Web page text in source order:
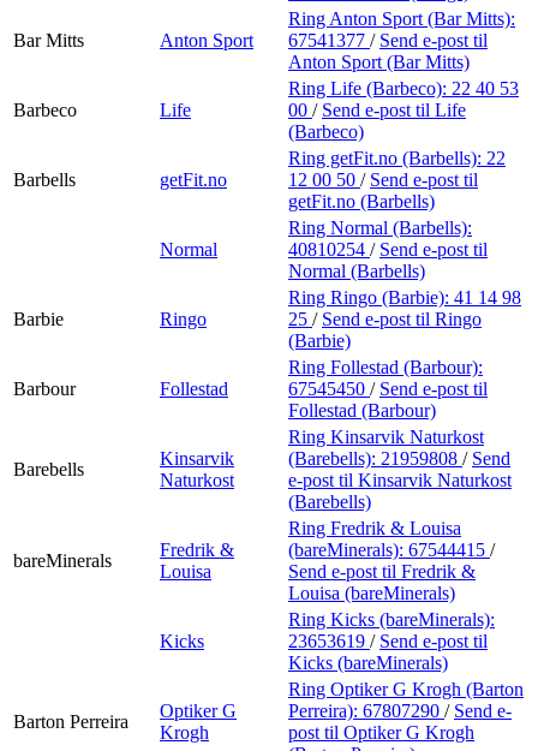
Bar Mitts Anton Sport
Ring Anton Sport (Bar Mitts):
67541377 / Send e-post til
Anton Sport (Bar Mitts)
Barbeco Life
Ring Life (Barbeco): 22 40 53
00 / Send e-post til Life
(Barbeco)
Barbells getFit.no
Ring getFit.no (Barbells): 22
12 00 50 / Send e-post til
getFit.no (Barbells)
Normal
Ring Normal (Barbells):
40810254 / Send e-post til
Normal (Barbells)
Barbie Ringo
Ring Ringo (Barbie): 41 14 98
25 / Send e-post til Ringo
(Barbie)
Barbour Follestad
Ring Follestad (Barbour):
67545450 / Send e-post til
Follestad (Barbour)
Barebells
Kinsarvik
Naturkost
Ring Kinsarvik Naturkost
(Barebells): 21959808 / Send
e-post til Kinsarvik Naturkost
(Barebells)
bareMinerals
Fredrik &
Louisa
Ring Fredrik & Louisa
(bareMinerals): 67544415 /
Send e-post til Fredrik &
Louisa (bareMinerals)
Kicks
Ring Kicks (bareMinerals):
23653619 / Send e-post til
Kicks (bareMinerals)
Barton Perreira
Optiker G
Krogh
Ring Optiker G Krogh (Barton
Perreira): 67807290 / Send e-
post til Optiker G Krogh